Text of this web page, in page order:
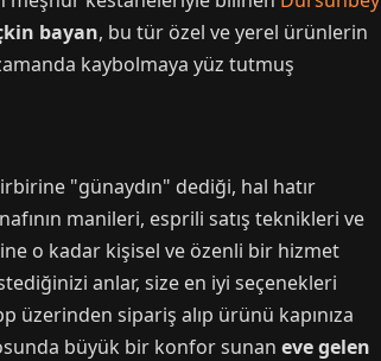
bayan, bu tür özel ve yerel ürünlerin
kaybolmaya yüz tutmuş
"günaydın" dediği, hal hatır
manileri, esprili satış teknikleri ve
o kadar kişisel ve özenli bir hizmet
anlar, size en iyi seçenekleri
üzerinden sipariş alıp ürünü kapınıza
büyük bir konfor sunan eve gelen